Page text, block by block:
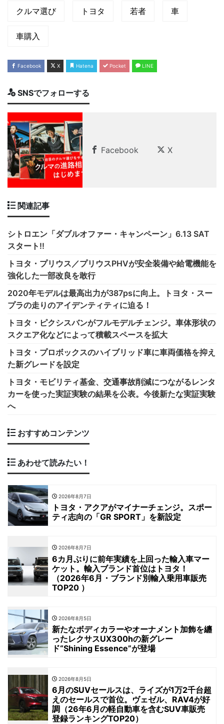
クルマ選び トヨタ 若者 車
車購入
Facebook X Hatena Pocket LINE
SNSでフォローする
Facebook X
関連記事
シトロエン「ダブルオファー・キャンペーン」6.13 SAT
スタート!!
トヨタ・プリウス／プリウスPHVが安全装備や給電機能を
強化した一部改良を敢行
2020年モデルは最高出力が387psに向上。トヨタ・スー
プラの走りのアイデンティティに迫る！
トヨタ・ピクシスバンがフルモデルチェンジ。車体形状の
スクエア化などによって積載スペースを拡大
トヨタ・プロボックスのハイブリッド車に車両価格を抑え
た新グレードを設定
トヨタ・モビリティ基金、交通事故削減につながるレンタ
カーを使った実証実験の結果を公表。今後新たな実証実験
へ
おすすめコンテンツ
あわせて読みたい！
2026年8月7日
トヨタ・アクアがマイナーチェンジ。スポー
ティ志向の「GR SPORT」を新設定
2026年8月7日
6カ月ぶりに前年実績を上回った輸入車マー
ケット。輸入ブランド首位はトヨタ！
（2026年6月・ブランド別輸入乗用車販売
TOP20 ）
2026年8月5日
新たなボディカラーやオーナメント加飾を纏
ったレクサスUX300hの新グレー
ド“Shining Essence”が登場
2026年8月5日
6月のSUVセールスは、ライズが1万2千台超
えのセールスで首位。ヴェゼル、RAV4が好
調（26年6月の軽自動車を含むSUV車販売
登録ランキングTOP20）